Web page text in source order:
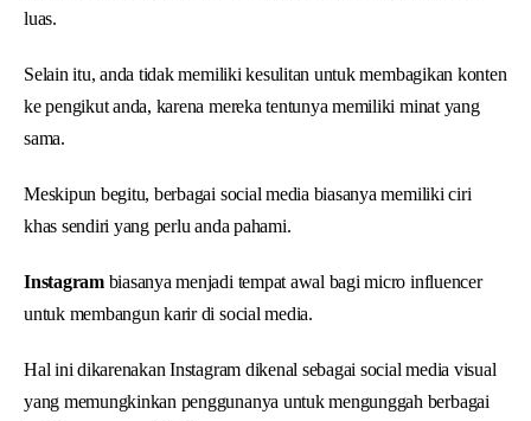
luas.
Selain itu, anda tidak memiliki kesulitan untuk membagikan konten
ke pengikut anda, karena mereka tentunya memiliki minat yang
sama.
Meskipun begitu, berbagai social media biasanya memiliki ciri
khas sendiri yang perlu anda pahami.
Instagrambiasanya menjadi tempat awal bagi micro influencer
untuk membangun karir di social media.
Hal ini dikarenakan Instagram dikenal sebagai social media visual
yang memungkinkan penggunanya untuk mengunggah berbagai